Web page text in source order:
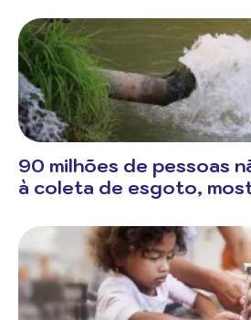
90 milhões de pessoas
à coleta de esgoto,